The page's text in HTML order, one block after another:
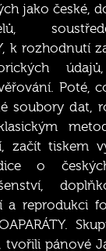
jako české,
k rozhodnutí
Poté,
soubory dat,
začít tiskem
o
a reprodukci
tvořili pánové